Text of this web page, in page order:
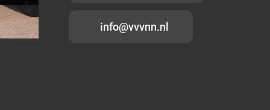
info@vvvnn.nl